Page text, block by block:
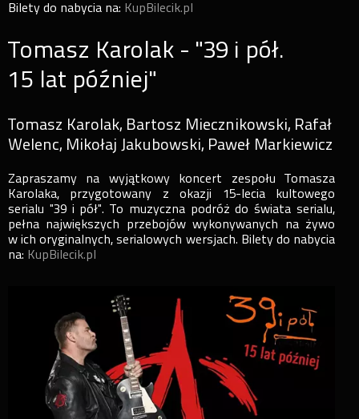
Bilety do nabycia na: KupBilecik.pl
Tomasz Karolak - "39 i pół.
15 lat później"
Tomasz Karolak, Bartosz Miecznikowski, Rafał
Welenc, Mikołaj Jakubowski, Paweł Markiewicz
Zapraszamy na wyjątkowy koncert zespołu Tomasza
Karolaka, przygotowany z okazji 15-lecia kultowego
serialu "39 i pół". To muzyczna podróż do świata serialu,
pełna największych przebojów wykonywanych na żywo
w ich oryginalnych, serialowych wersjach. Bilety do nabycia
na: KupBilecik.pl